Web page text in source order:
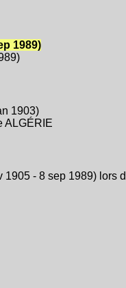
1989)
1903)
ALGÉRIE
- 8 sep 1989)